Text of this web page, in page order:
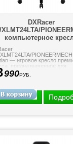
DXRacer
XLMT24LTA/
компьютерное
— игровое кресло
предназначенное для
комфорта.
регулируемая
990РУБ.